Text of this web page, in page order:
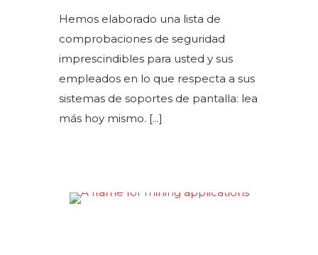
Hemos elaborado una lista de
comprobaciones de seguridad
imprescindibles para usted y sus
empleados en lo que respecta a sus
sistemas de soportes de pantalla: lea
más hoy mismo. [...]